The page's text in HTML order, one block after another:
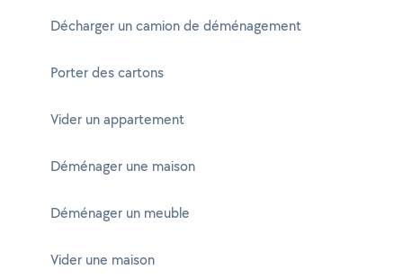
Décharger un camion de déménagement
Porter des cartons
Vider un appartement
Déménager une maison
Déménager un meuble
Vider une maison